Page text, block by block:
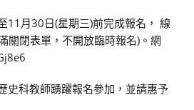
11月30日(星期三)前完成報名， 線
關閉表單，不開放臨時報名)。網
史科教師踴躍報名參加，並請惠予